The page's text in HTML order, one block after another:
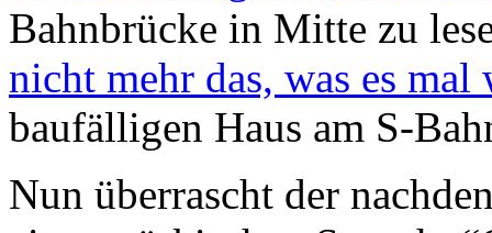
Bahnbrücke in Mitte zu
nicht mehr das, was es mal
baufälligen Haus am S-
Nun überrascht der